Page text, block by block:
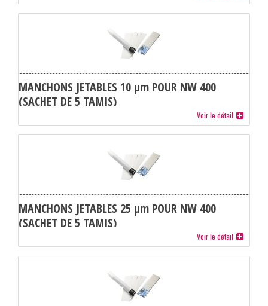
MANCHONS JETABLES 10 µm POUR NW 400
(SACHET DE 5 TAMIS)
Voir le détail
MANCHONS JETABLES 25 µm POUR NW 400
(SACHET DE 5 TAMIS)
Voir le détail